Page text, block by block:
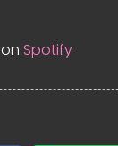
Spotify